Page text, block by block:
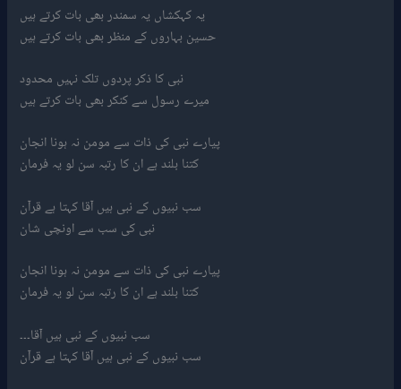
یہ کہکشاں یہ سمندر بھی بات کرتے ہیں
حسین بہاروں کے منظر بھی بات کرتے ہیں
نبی کا ذکر پردوں تلک نہیں محدود
میرے رسول سے کنکر بھی بات کرتے ہیں
پیارے نبی کی ذات سے مومن نہ ہونا انجان
کتنا بلند ہے ان کا رتبہ سن لو یہ فرمان
سب نبیوں کے نبی ہیں آقا کہتا ہے قرآن
نبی کی سب سے اونچی شان
پیارے نبی کی ذات سے مومن نہ ہونا انجان
کتنا بلند ہے ان کا رتبہ سن لو یہ فرمان
سب نبیوں کے نبی ہیں آقا۔۔۔
سب نبیوں کے نبی ہیں آقا کہتا ہے قرآن